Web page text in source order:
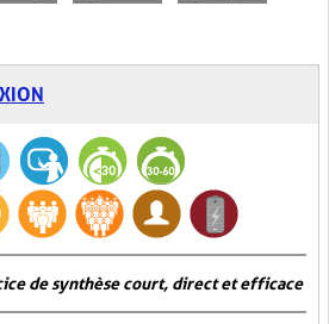
de synthèse court, direct et efficace